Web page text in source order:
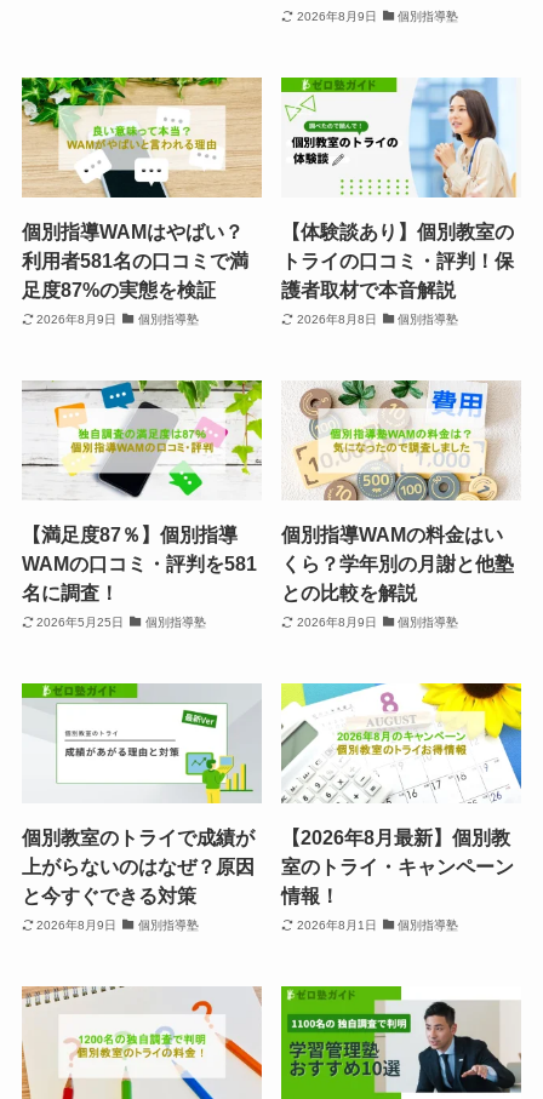
2026年8月9日 個別指導塾
個別指導WAMはやばい？
利用者581名の口コミで満
足度87%の実態を検証
2026年8月9日 個別指導塾
【体験談あり】個別教室の
トライの口コミ・評判！保
護者取材で本音解説
2026年8月8日 個別指導塾
【満足度87％】個別指導
WAMの口コミ・評判を581
名に調査！
2026年5月25日 個別指導塾
個別指導WAMの料金はい
くら？学年別の月謝と他塾
との比較を解説
2026年8月9日 個別指導塾
個別教室のトライで成績が
上がらないのはなぜ？原因
と今すぐできる対策
2026年8月9日 個別指導塾
【2026年8月最新】個別教
室のトライ・キャンペーン
情報！
2026年8月1日 個別指導塾